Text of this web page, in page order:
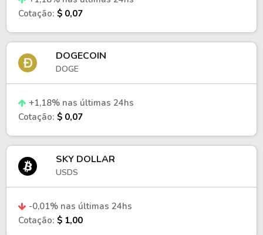
Cotação: $ 0,07
DOGECOIN
DOGE
+1,18% nas últimas 24hs
Cotação: $ 0,07
SKY DOLLAR
USDS
-0,01% nas últimas 24hs
Cotação: $ 1,00